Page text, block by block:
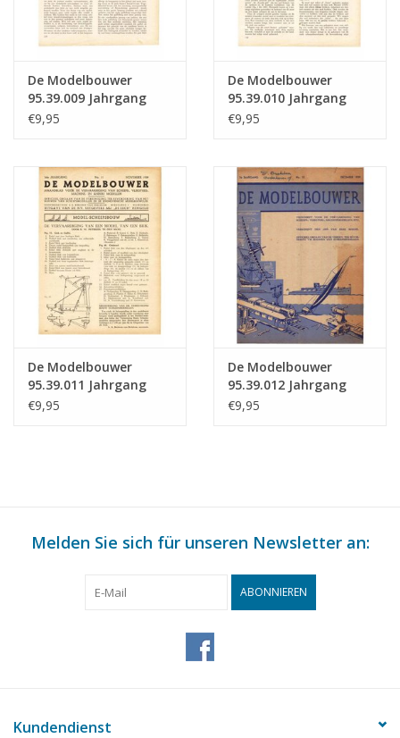
De Modelbouwer
95.39.009 Jahrgang
"Der Modellbauer"
€9,95
De Modelbouwer
95.39.010 Jahrgang
"Der Modellbauer"
€9,95
De Modelbouwer
95.39.011 Jahrgang
"Der Modellbauer"
€9,95
De Modelbouwer
95.39.012 Jahrgang
"Der Modellbauer"
€9,95
Melden Sie sich für unseren Newsletter an:
ABONNIEREN
Kundendienst